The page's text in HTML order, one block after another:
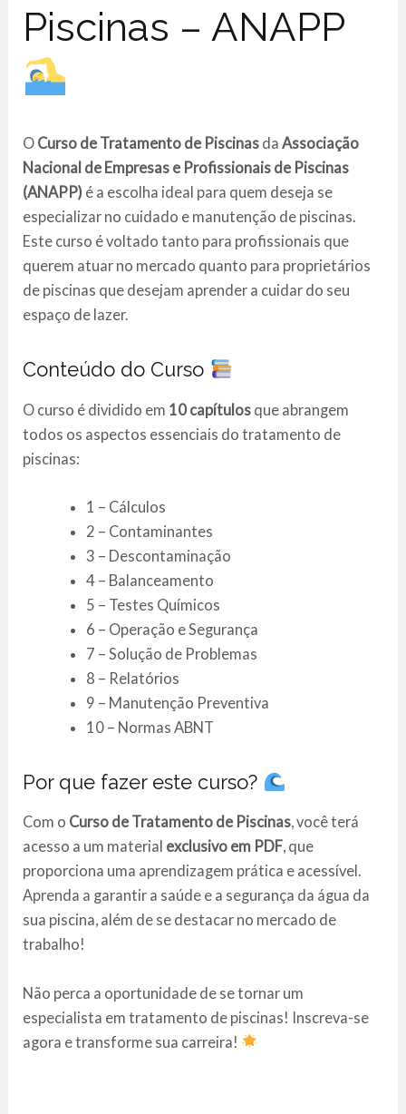
Piscinas – ANAPP
O Curso de Tratamento de Piscinas daAssociação
Nacional de Empresas e Profissionais de Piscinas
(ANAPP) é a escolha ideal para quem deseja se
especializar no cuidado e manutenção de piscinas.
Este curso é voltado tanto para profissionais que
querem atuar no mercado quanto para proprietários
de piscinas que desejam aprender a cuidar do seu
espaço de lazer.
Conteúdo do Curso
O curso é dividido em 10 capítulos que abrangem
todos os aspectos essenciais do tratamento de
piscinas:
1 – Cálculos
2 – Contaminantes
3 – Descontaminação
4 – Balanceamento
5 – Testes Químicos
6 – Operação e Segurança
7 – Solução de Problemas
8 – Relatórios
9 – Manutenção Preventiva
10 – Normas ABNT
Por que fazer este curso?
Com o Curso de Tratamento de Piscinas, você terá
acesso a um material exclusivo em PDF, que
proporciona uma aprendizagem prática e acessível.
Aprenda a garantir a saúde e a segurança da água da
sua piscina, além de se destacar no mercado de
trabalho!
Não perca a oportunidade de se tornar um
especialista em tratamento de piscinas! Inscreva-se
agora e transforme sua carreira!